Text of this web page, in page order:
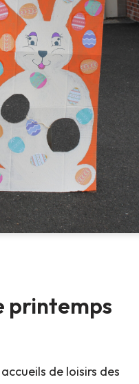
printemps
de loisirs des